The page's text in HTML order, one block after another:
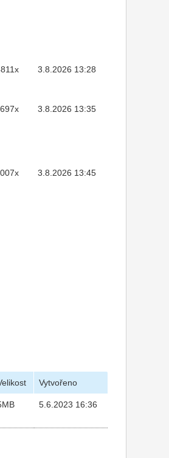
3.8.2026 13:28
3.8.2026 13:35
3.8.2026 13:45
Vytvořeno
5.6.2023 16:36